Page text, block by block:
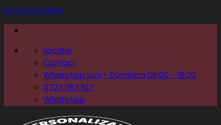
Skip to content
Locatie
Contact
WhatsApp Luni - Duminica 08:00 - 18:00
0727 787 107
WhatsApp